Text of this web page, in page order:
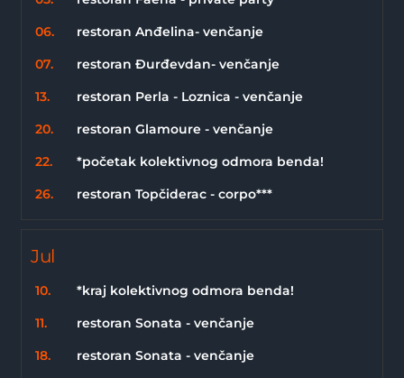
06.
restoran Anđelina- venčanje
07.
restoran Đurđevdan- venčanje
13.
restoran Perla - Loznica - venčanje
20.
restoran Glamoure - venčanje
22.
*početak kolektivnog odmora benda!
26.
restoran Topčiderac - corpo***
Jul
10.
*kraj kolektivnog odmora benda!
11.
restoran Sonata - venčanje
18.
restoran Sonata - venčanje